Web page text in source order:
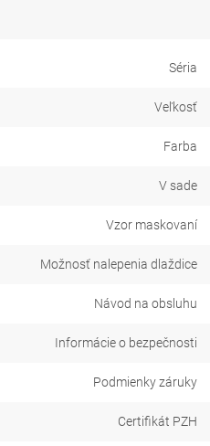
Séria
Veľkosť
Farba
V sade
Vzor maskovaní
Možnosť nalepenia dlaždice
Návod na obsluhu
Informácie o bezpečnosti
Podmienky záruky
Certifikát PZH